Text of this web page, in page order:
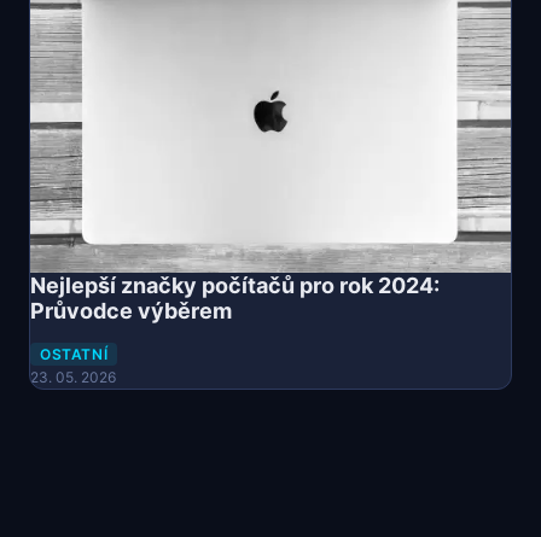
Nejlepší značky počítačů pro rok 2024:
Průvodce výběrem
OSTATNÍ
23. 05. 2026